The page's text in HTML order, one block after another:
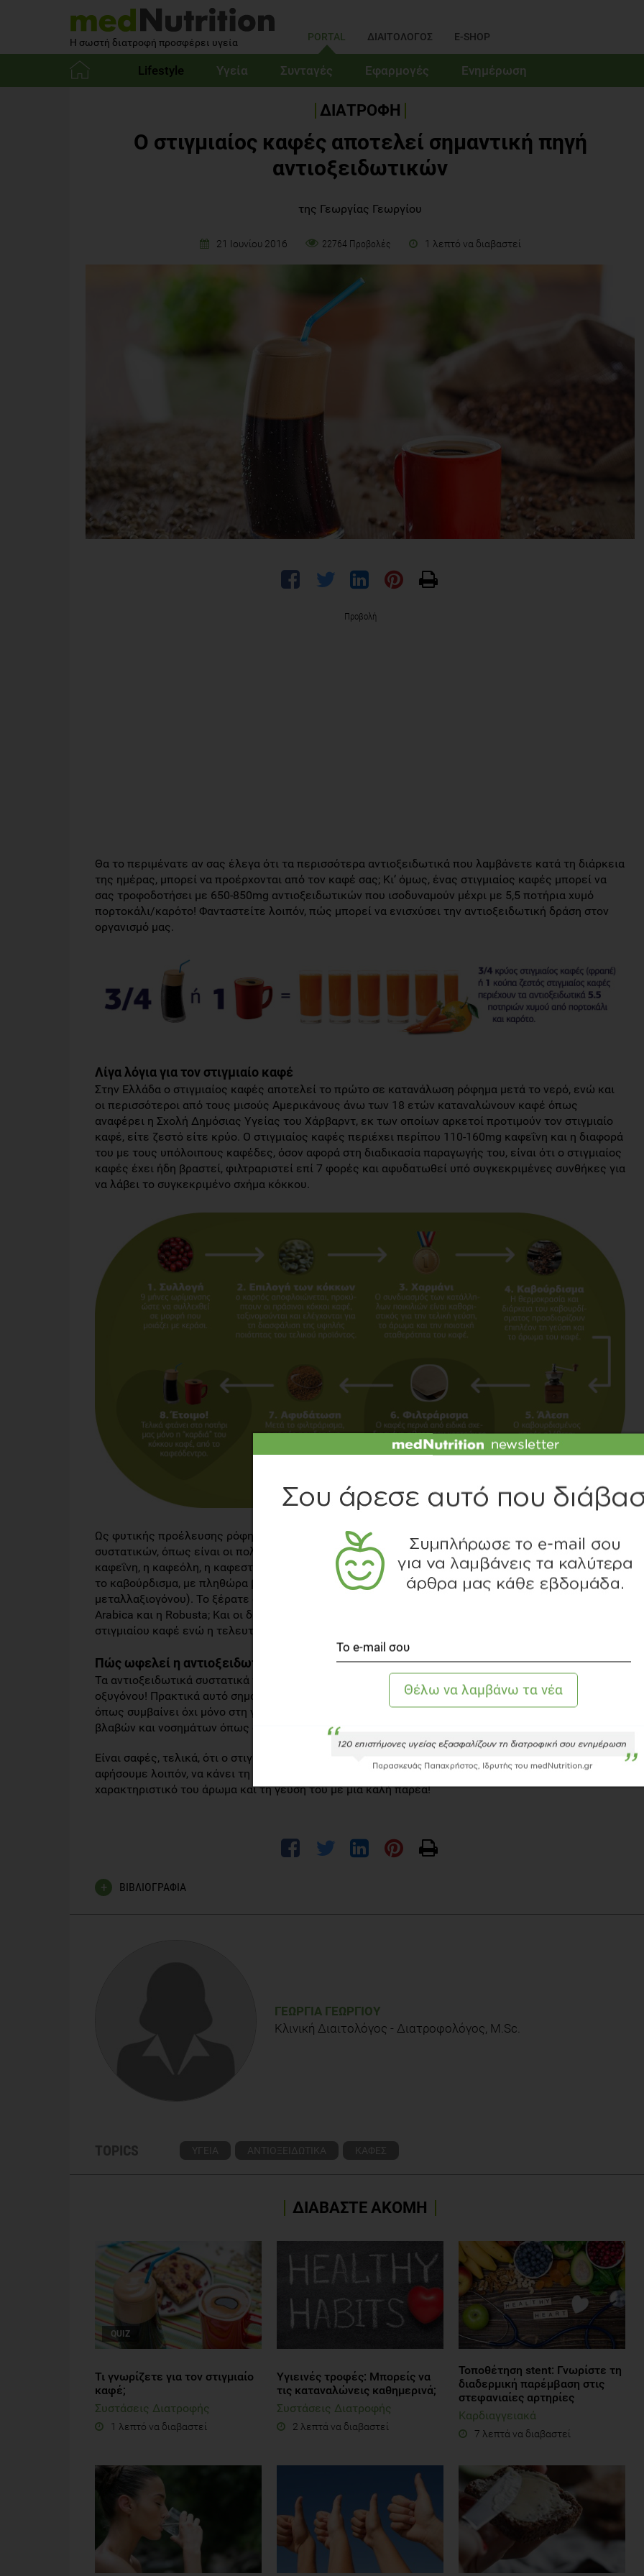
Η σωστή διατροφή προσφέρει υγεία PORTAL ΔΙΑΙΤΟΛΟΓΟΣ E-SHOP
Lifestyle Υγεία Συνταγές Εφαρμογές Ενημέρωση
ΔΙΑΤΡΟΦΗ
Ο στιγμιαίος καφές αποτελεί σημαντική πηγή
αντιοξειδωτικών
της Γεωργίας Γεωργίου
21 Ιουνίου 2016 22764 Προβολές 1 λεπτό να διαβαστεί
Προβολή
Θα το περιμένατε αν σας έλεγα ότι τα περισσότερα αντιοξειδωτικά που λαμβάνετε κατά τη διάρκεια
της ημέρας, μπορεί να προέρχονται από τον καφέ σας; Κι’ όμως, ένας στιγμιαίος καφές μπορεί να
σας τροφοδοτήσει με 650-850mg αντιοξειδωτικών που ισοδυναμούν μέχρι με 5,5 ποτήρια χυμό
πορτοκάλι/καρότο! Φανταστείτε λοιπόν, πώς μπορεί να ενισχύσει την αντιοξειδωτική δράση στον
οργανισμό μας.
Λίγα λόγια για τον στιγμιαίο καφέ
Στην Ελλάδα ο στιγμιαίος καφές αποτελεί το πρώτο σε κατανάλωση ρόφημα μετά το νερό, ενώ και
οι περισσότεροι από τους μισούς Αμερικάνους άνω των 18 ετών καταναλώνουν καφέ όπως
αναφέρει η Σχολή Δημόσιας Υγείας του Χάρβαρντ, εκ των οποίων αρκετοί προτιμούν τον στιγμιαίο
καφέ, είτε ζεστό είτε κρύο. Ο στιγμιαίος καφές περιέχει περίπου 110-160mg καφεΐνη και η διαφορά
του με τους υπόλοιπους καφέδες, όσον αφορά στη διαδικασία παραγωγής του, είναι ότι ο στιγμιαίος
καφές έχει ήδη βραστεί, φιλτραριστεί επί 7 φορές και αφυδατωθεί υπό συγκεκριμένες συνθήκες για
να λάβει το συγκεκριμένο σχήμα κόκκου.
Ως φυτικής προέλευσης ρόφημα, ο στιγμιαίος καφές αποτελείται ουσιαστικά από ένα μείγμα
συστατικών, όπως είναι οι πολυφαινόλες (π.χ. χλωρογενικά οξέα και άλλες φαινολικές ενώσεις), η
καφεΐνη, η καφεόλη, η καφεστόλη και οι μελανοϊδίνες -αντιοξειδωτικές ουσίες που παράγονται κατά
το καβούρδισμα, με πληθώρα βιολογικών δράσεων (π.χ. αντιοξειδωτικής, αντικαρκινικής, αντι-
μεταλλαξιογόνου). Το ξέρατε ότι οι δύο πιο αναγνωρισμένες ποικιλίες καφέ στον κόσμο είναι η
Arabica και η Robusta; Και οι δύο συνδυάζονται για το μοναδικό άρωμα του αγαπημένου σας
στιγμιαίου καφέ ενώ η τελευταία δίνει την χαρακτηριστική πικράδα.
Πώς ωφελεί η αντιοξειδωτική ικανότητα;
Τα αντιοξειδωτικά συστατικά του, συμβάλλουν στην εξουδετέρωση των ελευθέρων ριζών του
οξυγόνου! Πρακτικά αυτό σημαίνει ότι προστατεύουν τα κύτταρα από φυσικές διαδικασίες φθοράς
όπως συμβαίνει όχι μόνο στη γήρανση που ίσως να γνωρίζετε, αλλά και στην εκδήλωση χρόνιων
βλαβών και νοσημάτων όπως οι καρδιοπάθειες, ο καρκίνος και το Alzheimer.
Είναι σαφές, τελικά, ότι ο στιγμιαίος καφές έχει πολλές αντιοξειδωτικές ιδιότητες. Ας τον
αφήσουμε λοιπόν, να κάνει τη δουλειά του και ας χαλαρώσουμε εμείς απολαμβάνοντας το
χαρακτηριστικό του άρωμα και τη γεύση του με μια καλή παρέα!
ΒΙΒΛΙΟΓΡΑΦΙΑ
ΓΕΩΡΓΊΑ ΓΕΩΡΓΊΟΥ
Κλινική Διαιτολόγος - Διατροφολόγος, M.Sc.
TOPICS ΥΓΕΙΑ ΑΝΤΙΟΞΕΙΔΩΤΙΚΑ ΚΑΦΕΣ
ΔΙΑΒΑΣΤΕ ΑΚΟΜΗ
QUIZ
Τι γνωρίζετε για τον στιγμιαίο
καφέ;
Συστάσεις Διατροφής
1 λεπτό να διαβαστεί
Υγιεινές τροφές: Μπορείς να
τις καταναλώνεις καθημερινά;
Συστάσεις Διατροφής
2 λεπτά να διαβαστεί
Τοποθέτηση stent: Γνωρίστε τη
διαδερμική παρέμβαση στις
στεφανιαίες αρτηρίες
Καρδιαγγειακά
7 λεπτά να διαβαστεί